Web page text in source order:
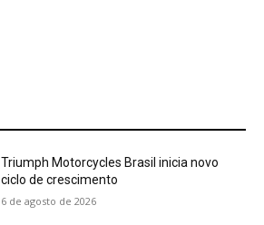
Triumph Motorcycles Brasil inicia novo
ciclo de crescimento
6 de agosto de 2026